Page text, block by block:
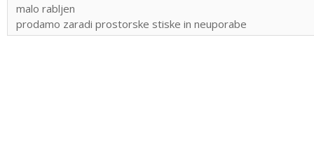
malo rabljen
prodamo zaradi prostorske stiske in neuporabe